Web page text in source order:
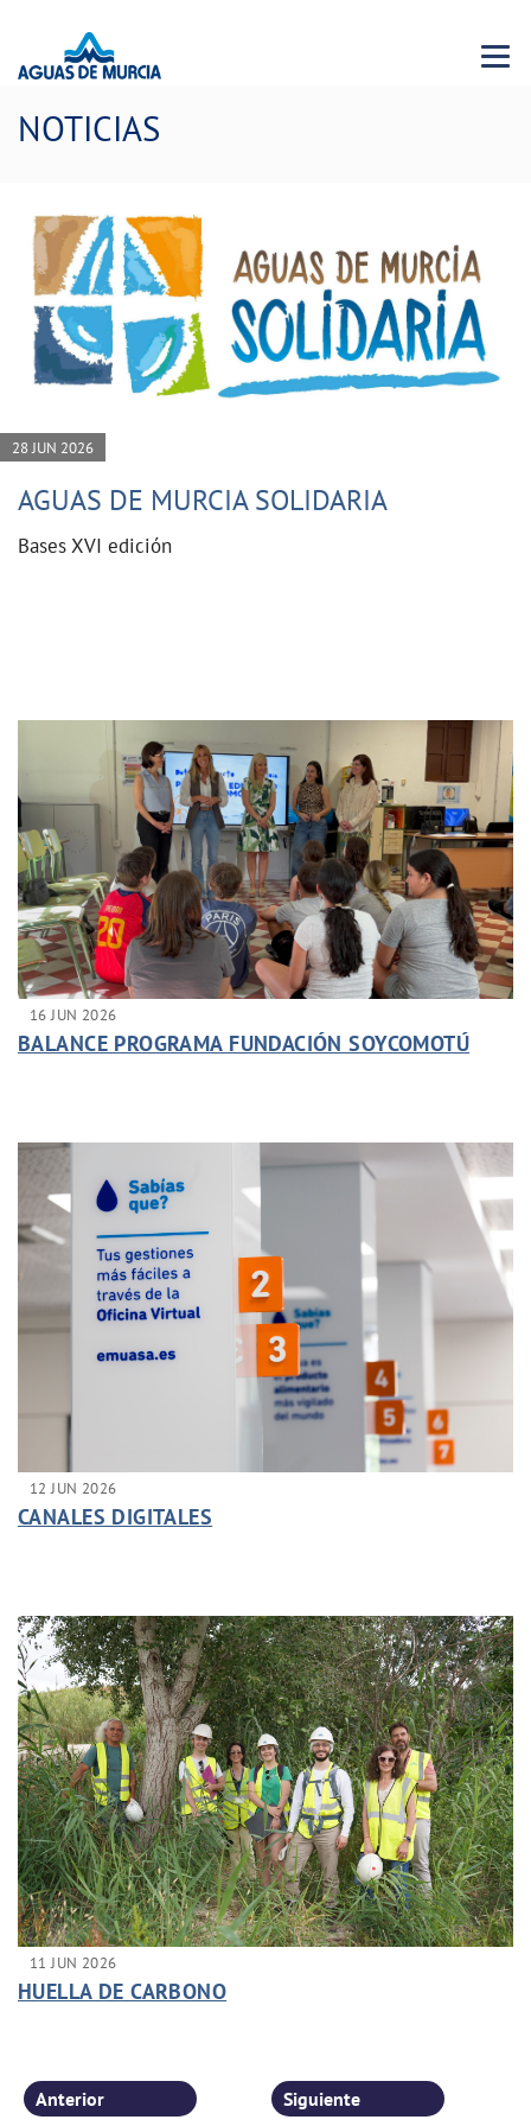
Menu
NOTICIAS
28 JUN 2026
AGUAS DE MURCIA SOLIDARIA
Bases XVI edición
16 JUN 2026
BALANCE PROGRAMA FUNDACIÓN SOYCOMOTÚ
12 JUN 2026
CANALES DIGITALES
11 JUN 2026
HUELLA DE CARBONO
Anterior Siguiente